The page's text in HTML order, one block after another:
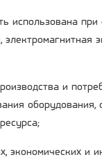
использована при
и
оборудования,
экономических и